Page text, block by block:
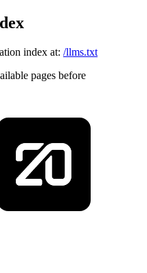
index at: /llms.txt
pages before